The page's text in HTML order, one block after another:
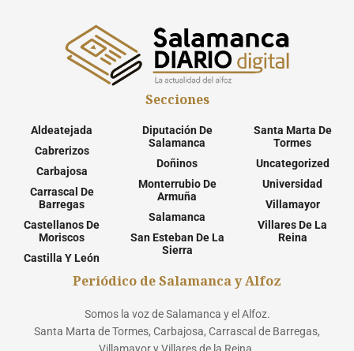
Secciones
Aldeatejada
Cabrerizos
Carbajosa
Carrascal De
Barregas
Castellanos De
Moriscos
Castilla Y León
Diputación De
Salamanca
Doñinos
Monterrubio De
Armuña
Salamanca
San Esteban De La
Sierra
Santa Marta De
Tormes
Uncategorized
Universidad
Villamayor
Villares De La
Reina
Periódico de Salamanca y Alfoz
Somos la voz de Salamanca y el Alfoz.
Santa Marta de Tormes, Carbajosa, Carrascal de Barregas,